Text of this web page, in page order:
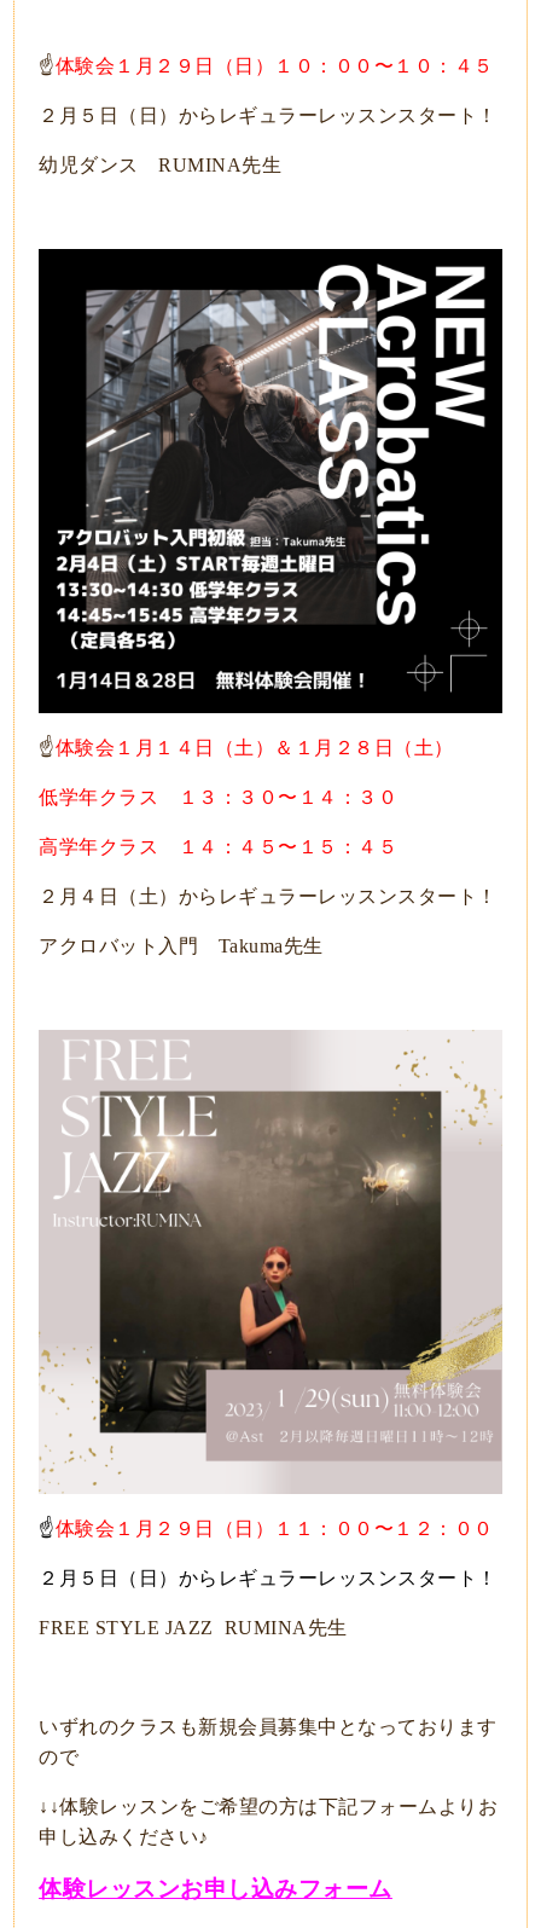
☝️体験会１月２９日（日）１０：００〜１０：４５
２月５日（日）からレギュラーレッスンスタート！
幼児ダンス RUMINA先生
☝️体験会１月１４日（土）＆ １月２８日（土）
低学年クラス １３：３０〜１４：３０
高学年クラス １４：４５〜１５：４５
２月４日（土）からレギュラーレッスンスタート！
アクロバット入門 Takuma先生
☝️体験会１月２９日（日）１１：００〜１２：００
２月５日（日）からレギュラーレッスンスタート！
FREE STYLE JAZZ RUMINA先生
いずれのクラスも新規会員募集中となっております
ので
↓↓体験レッスンをご希望の方は下記フォームよりお
申し込みください♪
体験レッスンお申し込みフォーム